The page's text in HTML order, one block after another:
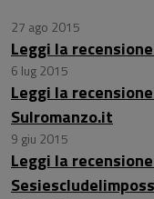
27 ago 2015
Leggi la
6 lug 2015
Leggi la
Sulromanzo.it
9 giu 2015
Leggi la